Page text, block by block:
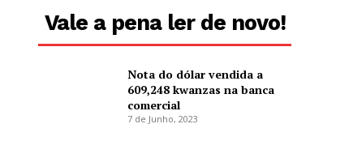
Vale a pena ler de novo!
Nota do dólar vendida a
609,248 kwanzas na banca
comercial
7 de Junho, 2023